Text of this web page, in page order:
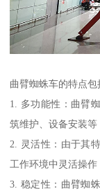
曲臂蜘蛛车的特点包
1. 多功能性：曲臂
筑维护、设备安装等
2. 灵活性：由于其
工作环境中灵活操作
3. 稳定性：曲臂蜘